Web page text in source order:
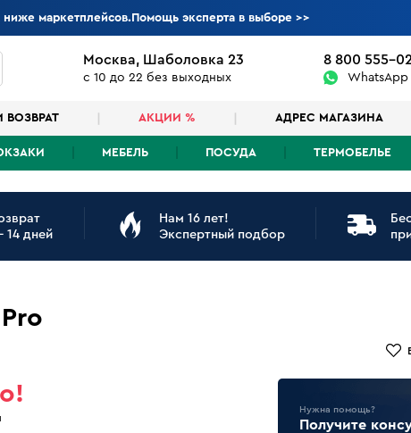
маркетплейсов.Помощь эксперта в выборе>>
Москва, Шаболовка 23
с 10 до 22 без выходных
8 800 555-
WhatsApp
ВОЗВРАТ АКЦИИ % АДРЕС МАГАЗИНА
МЕБЕЛЬ ПОСУДА ТЕРМОБЕЛЬЕ
14 дней
Нам 16 лет!
Экспертный подбор
Нужна помощь?
Получите